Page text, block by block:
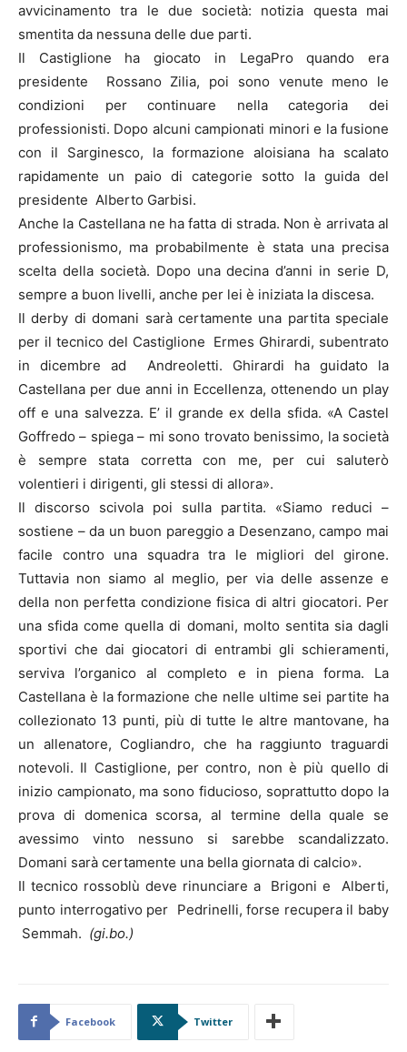
avvicinamento tra le due società: notizia questa mai
smentita da nessuna delle due parti.
Il Castiglione ha giocato in LegaPro quando era
presidente Rossano Zilia, poi sono venute meno le
condizioni per continuare nella categoria dei
professionisti. Dopo alcuni campionati minori e la fusione
con il Sarginesco, la formazione aloisiana ha scalato
rapidamente un paio di categorie sotto la guida del
presidente Alberto Garbisi.
Anche la Castellana ne ha fatta di strada. Non è arrivata al
professionismo, ma probabilmente è stata una precisa
scelta della società. Dopo una decina d’anni in serie D,
sempre a buon livelli, anche per lei è iniziata la discesa.
Il derby di domani sarà certamente una partita speciale
per il tecnico del Castiglione Ermes Ghirardi, subentrato
in dicembre ad Andreoletti. Ghirardi ha guidato la
Castellana per due anni in Eccellenza, ottenendo un play
off e una salvezza. E’ il grande ex della sfida. «A Castel
Goffredo – spiega – mi sono trovato benissimo, la società
è sempre stata corretta con me, per cui saluterò
volentieri i dirigenti, gli stessi di allora».
Il discorso scivola poi sulla partita. «Siamo reduci –
sostiene – da un buon pareggio a Desenzano, campo mai
facile contro una squadra tra le migliori del girone.
Tuttavia non siamo al meglio, per via delle assenze e
della non perfetta condizione fisica di altri giocatori. Per
una sfida come quella di domani, molto sentita sia dagli
sportivi che dai giocatori di entrambi gli schieramenti,
serviva l’organico al completo e in piena forma. La
Castellana è la formazione che nelle ultime sei partite ha
collezionato 13 punti, più di tutte le altre mantovane, ha
un allenatore, Cogliandro, che ha raggiunto traguardi
notevoli. Il Castiglione, per contro, non è più quello di
inizio campionato, ma sono fiducioso, soprattutto dopo la
prova di domenica scorsa, al termine della quale se
avessimo vinto nessuno si sarebbe scandalizzato.
Domani sarà certamente una bella giornata di calcio».
Il tecnico rossoblù deve rinunciare a Brigoni e Alberti,
punto interrogativo per Pedrinelli, forse recupera il baby
Semmah. (gi.bo.)
Facebook Twitter